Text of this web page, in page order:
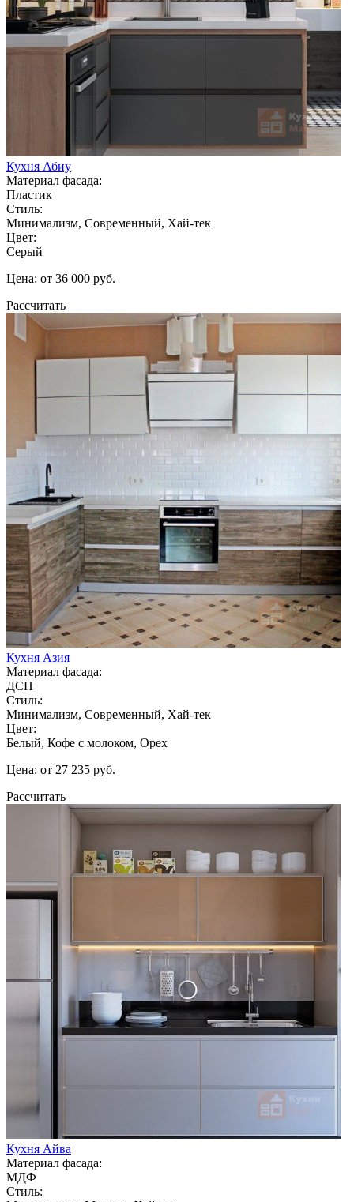
Кухня Абиу
Материал фасада:
Пластик
Стиль:
Минимализм, Современный, Хай-тек
Цвет:
Серый
Цена: от 36 000 руб.
Рассчитать
Кухня Азия
Материал фасада:
ДСП
Стиль:
Минимализм, Современный, Хай-тек
Цвет:
Белый, Кофе с молоком, Орех
Цена: от 27 235 руб.
Рассчитать
Кухня Айва
Материал фасада:
МДФ
Стиль: